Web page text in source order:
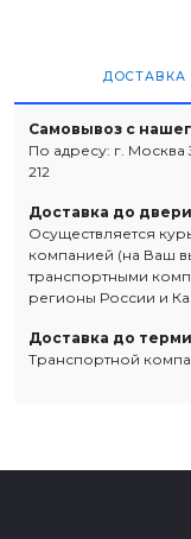
ДОСТАВКА
Самовывоз с
По адресу: г.
212
Доставка до двери
Осуществляется
компанией (на Ваш
транспортными
регионы России и
Доставка до
Транспортной